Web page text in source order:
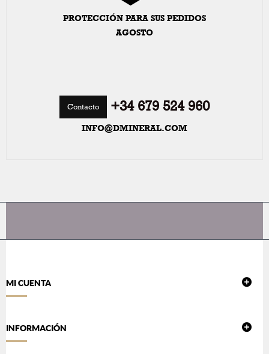
PROTECCIÓN PARA SUS PEDIDOS
AGOSTO
Contacto +34 679 524 960
INFO@DMINERAL.COM
MI CUENTA
INFORMACIÓN